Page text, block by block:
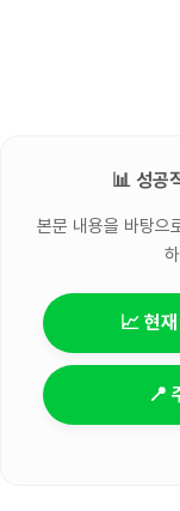
📊 성공
본문 내용을 바탕으
📈 현
📍